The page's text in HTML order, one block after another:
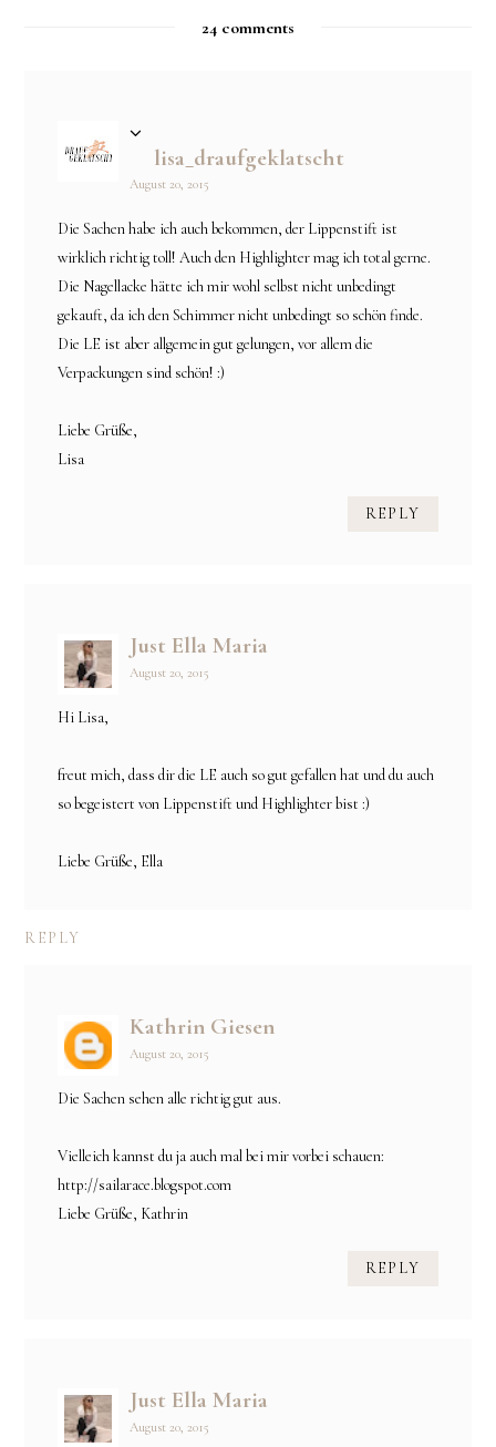
24 comments
lisa_draufgeklatscht
August 20, 2015
Die Sachen habe ich auch bekommen, der Lippenstift ist
wirklich richtig toll! Auch den Highlighter mag ich total gerne.
Die Nagellacke hätte ich mir wohl selbst nicht unbedingt
gekauft, da ich den Schimmer nicht unbedingt so schön finde.
Die LE ist aber allgemein gut gelungen, vor allem die
Verpackungen sind schön! :)
Liebe Grüße,
Lisa
REPLY
Just Ella Maria
August 20, 2015
Hi Lisa,
freut mich, dass dir die LE auch so gut gefallen hat und du auch
so begeistert von Lippenstift und Highlighter bist :)
Liebe Grüße, Ella
REPLY
Kathrin Giesen
August 20, 2015
Die Sachen sehen alle richtig gut aus.
Vielleich kannst du ja auch mal bei mir vorbei schauen:
http://sailarace.blogspot.com
Liebe Grüße, Kathrin
REPLY
Just Ella Maria
August 20, 2015